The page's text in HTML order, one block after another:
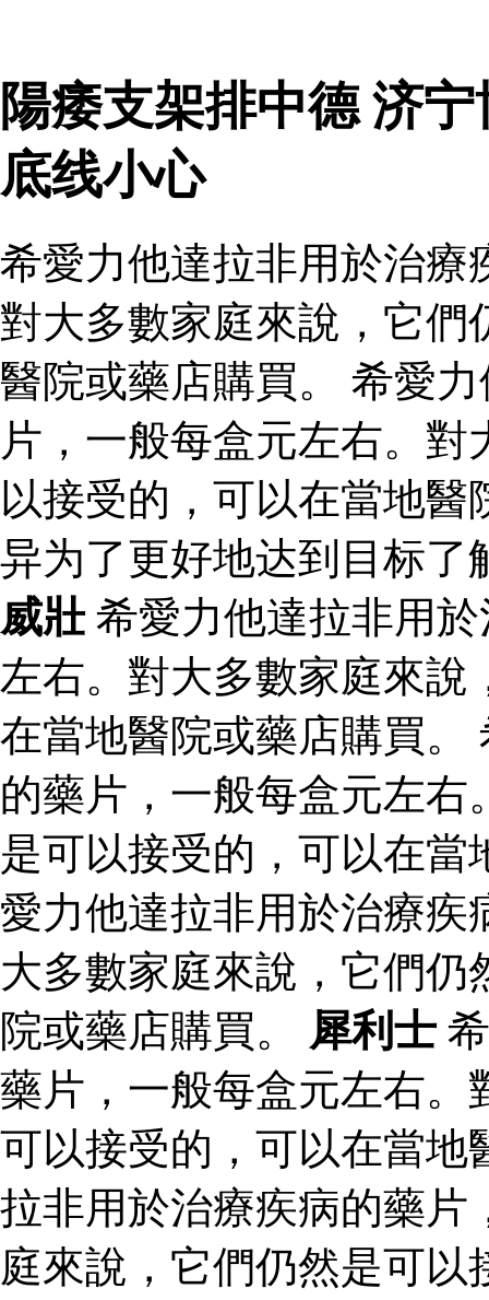
陽痿支架排中德 济
底线小心
希愛力他達拉非用於治療
對大多數家庭來說，它們
醫院或藥店購買。 希愛
片，一般每盒元左右。
以接受的，可以在當地醫
异为了更好地达到目标
威壯希愛力他達拉非用
左右。對大多數家庭來說
在當地醫院或藥店購買。
的藥片，一般每盒元左
是可以接受的，可以在
愛力他達拉非用於治療疾
大多數家庭來說，它們
院或藥店購買。 犀利士
藥片，一般每盒元左右。
可以接受的，可以在當地
拉非用於治療疾病的藥片
庭來說，它們仍然是可